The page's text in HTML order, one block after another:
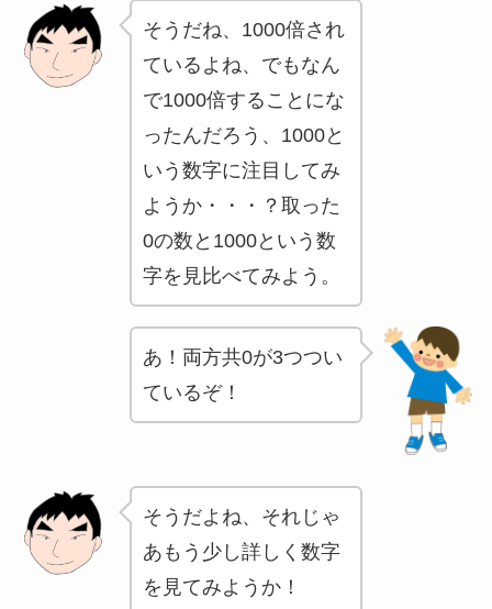
そうだね、1000倍され
ているよね、でもなん
で1000倍することにな
ったんだろう、1000と
いう数字に注目してみ
ようか・・・？取った
0の数と1000という数
字を見比べてみよう。
あ！両方共0が3つつい
ているぞ！
そうだよね、それじゃ
あもう少し詳しく数字
を見てみようか！